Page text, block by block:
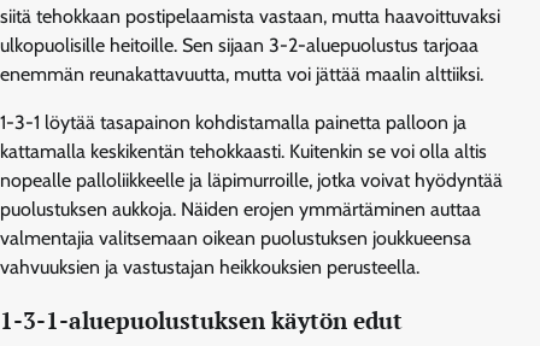
siitä tehokkaan postipelaamista vastaan, mutta haavoittuvaksi
ulkopuolisille heitoille. Sen sijaan 3-2-aluepuolustus tarjoaa
enemmän reunakattavuutta, mutta voi jättää maalin alttiiksi.
1-3-1 löytää tasapainon kohdistamalla painetta palloon ja
kattamalla keskikentän tehokkaasti. Kuitenkin se voi olla altis
nopealle palloliikkeelle ja läpimurroille, jotka voivat hyödyntää
puolustuksen aukkoja. Näiden erojen ymmärtäminen auttaa
valmentajia valitsemaan oikean puolustuksen joukkueensa
vahvuuksien ja vastustajan heikkouksien perusteella.
1-3-1-aluepuolustuksen käytön edut